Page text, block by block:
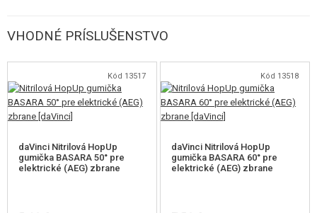
Skosená je tiež vonkajšia hrana ústia hlavne. To umožňuje
do formy, takže môže dôjsť k malému zaobleniu hrany vo vnútri. Pokiaľ by
nebola vonkajšia hrana skosená, mohol by byť v takom prípade problém s
nasadením/natlačením gumičky na hlaveň. Skosenie hlavnej Raizen tento
VHODNÉ PRÍSLUŠENSTVO
Kód 13517
daVinci Nitrilová HopUp
gumička BASARA 50° pre
elektrické (AEG) zbrane
Kód 13518
daVinci Nitrilová HopUp
gumička BASARA 60° pre
elektrické (AEG) zbrane